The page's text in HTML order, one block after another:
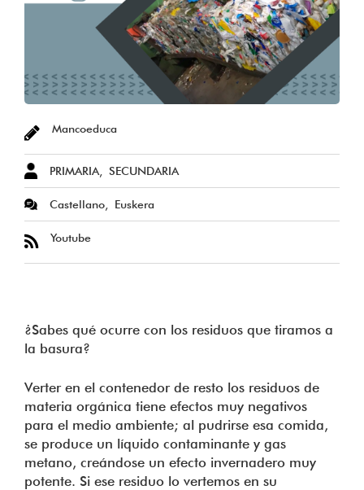
Mancoeduca
PRIMARIA SECUNDARIA
Castellano Euskera
Youtube
¿Sabes qué ocurre con los residuos que tiramos a
la basura?
Verter en el contenedor de resto los residuos de
materia orgánica tiene efectos muy negativos
para el medio ambiente; al pudrirse esa comida,
se produce un líquido contaminante y gas
metano, creándose un efecto invernadero muy
potente. Si ese residuo lo vertemos en su